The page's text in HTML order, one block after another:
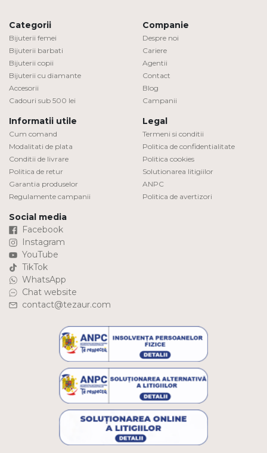
Categorii
Bijuterii femei
Bijuterii barbati
Bijuterii copii
Bijuterii cu diamante
Accesorii
Cadouri sub 500 lei
Companie
Despre noi
Cariere
Agentii
Contact
Blog
Campanii
Informatii utile
Cum comand
Modalitati de plata
Conditii de livrare
Politica de retur
Garantia produselor
Regulamente campanii
Legal
Termeni si conditii
Politica de confidentialitate
Politica cookies
Solutionarea litigiilor
ANPC
Politica de avertizori
Social media
Facebook
Instagram
YouTube
TikTok
WhatsApp
Chat website
contact@tezaur.com